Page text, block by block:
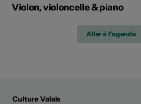
Violon, violoncelle & piano
Aller à l'agenda
Culture Valais